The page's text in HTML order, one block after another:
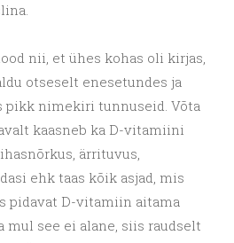
nii, et ühes kohas oli kirjas,
otseselt enesetundes ja
pikk nimekiri tunnuseid. Võta
kaasneb ka D-vitamiini
ärrituvus,
ehk taas kõik asjad, mis
pidavat D-vitamiin aitama
mul see ei alane, siis raudselt